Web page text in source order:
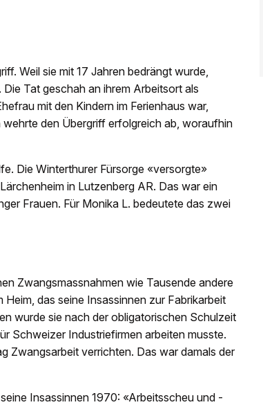
Weil sie mit 17 Jahren bedrängt wurde,
Tat geschah an ihrem Arbeitsort als
mit den Kindern im Ferienhaus war,
den Übergriff erfolgreich ab, woraufhin
Die Winterthurer Fürsorge «versorgte»
in Lutzenberg AR. Das war ein
Frauen. Für Monika L. bedeutete das zwei
Zwangsmassnahmen wie Tausende andere
das seine Insassinnen zur Fabrikarbeit
wurde sie nach der obligatorischen Schulzeit
Schweizer Industriefirmen arbeiten musste.
Zwangsarbeit verrichten. Das war damals der
Insassinnen 1970: «Arbeitsscheu und -